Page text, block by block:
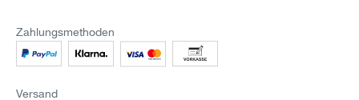
Zahlungsmethoden
Versand